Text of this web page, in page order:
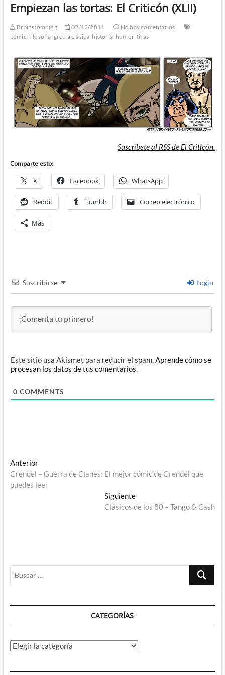
Empiezan las tortas: El Criticón (XLII)
Brainstomping 02/12/2011
No hay comentarios
cómic filosofía grecia clásica historia humor tiras
Suscríbete al RSS de El Criticón.
Comparte esto:
X Facebook WhatsApp
Reddit Tumblr Correo electrónico
Más
Suscribirse Login
Este sitio usa Akismet para reducir el spam.Aprende cómo se
procesan los datos de tus comentarios.
0 COMMENTS
Navegación
de
AnteriorEntrada
anterior:
Grendel – Guerra de Clanes: El mejor cómic de Grendel que
puedes leer
SiguienteEntrada
siguiente:
Clásicos de los 80 – Tango & Cash
Buscar
CATEGORÍAS
Categorías